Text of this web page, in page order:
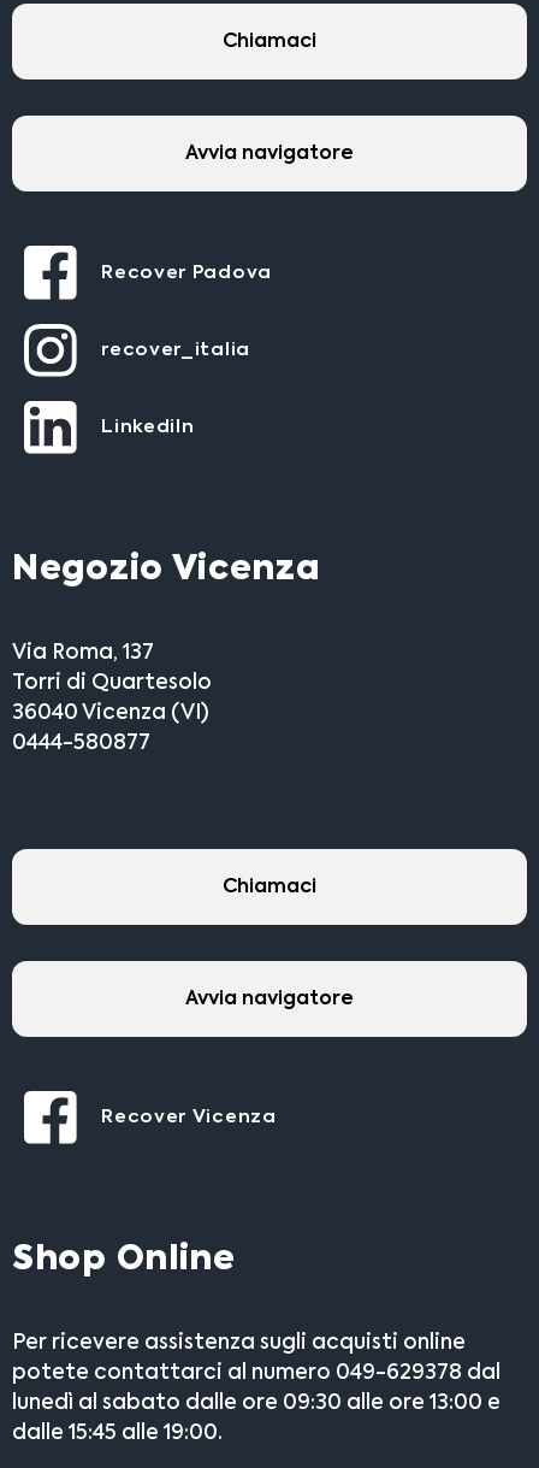
Chiamaci
Avvia navigatore
Recover Padova
recover_italia
LinkediIn
Negozio Vicenza
Via Roma, 137
Torri di Quartesolo
36040 Vicenza (VI)
0444-580877
Chiamaci
Avvia navigatore
Recover Vicenza
Shop Online
Per ricevere assistenza sugli acquisti online
potete contattarci al numero 049-629378 dal
lunedì al sabato dalle ore 09:30 alle ore 13:00 e
dalle 15:45 alle 19:00.